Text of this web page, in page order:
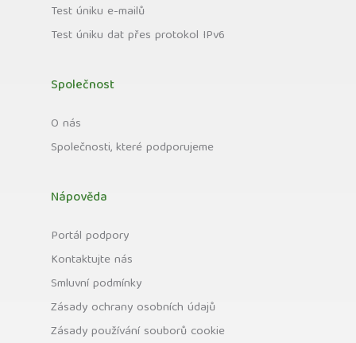
Test úniku e-mailů
Test úniku dat přes protokol IPv6
Společnost
O nás
Společnosti, které podporujeme
Nápověda
Portál podpory
Kontaktujte nás
Smluvní podmínky
Zásady ochrany osobních údajů
Zásady používání souborů cookie